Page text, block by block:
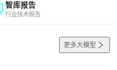
智库报告
行业技术报告
更多大模型